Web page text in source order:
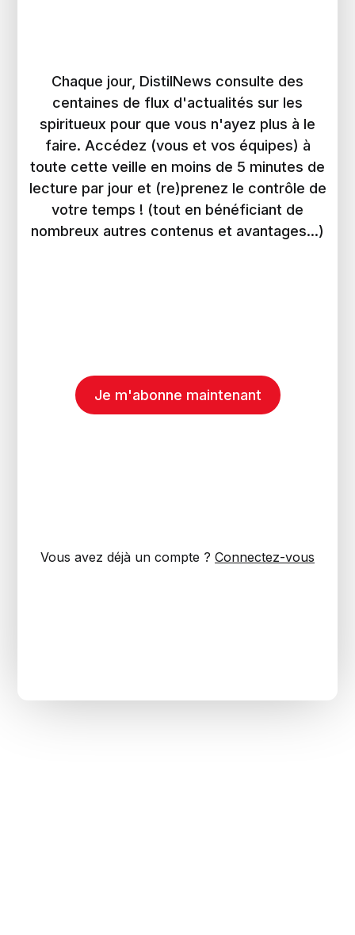
Chaque jour, DistilNews consulte des
centaines de flux d'actualités sur les
spiritueux pour que vous n'ayez plus à le
faire. Accédez (vous et vos équipes) à
toute cette veille en moins de 5 minutes de
lecture par jour et (re)prenez le contrôle de
votre temps ! (tout en bénéficiant de
nombreux autres contenus et avantages...)
Je m'abonne maintenant
Vous avez déjà un compte ? Connectez-vous